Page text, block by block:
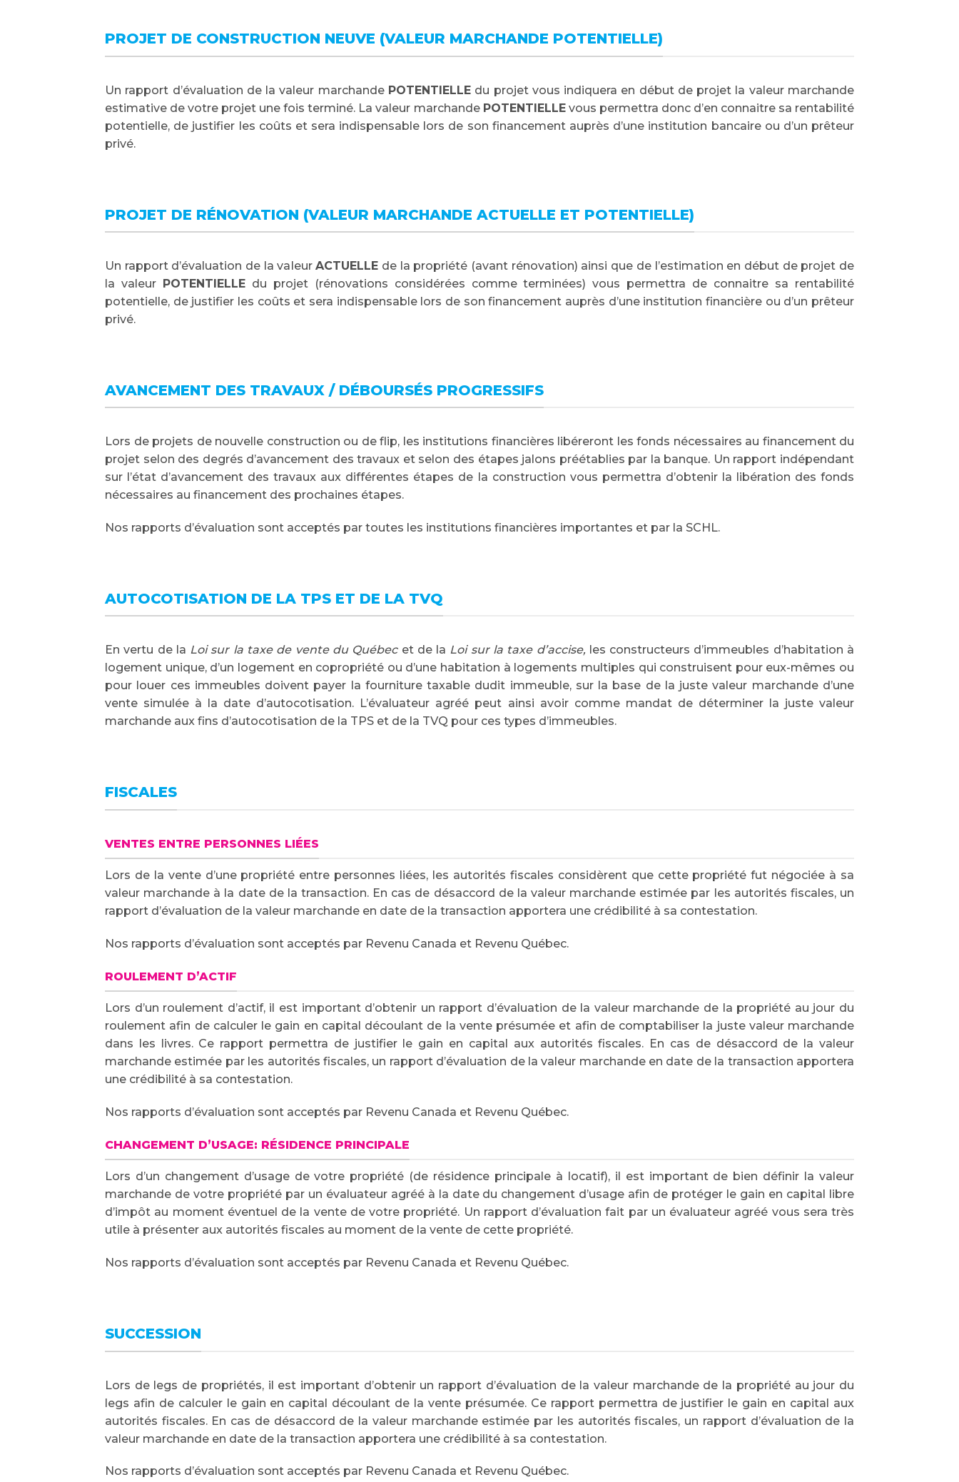
PROJET DE CONSTRUCTION NEUVE (VALEUR MARCHANDE POTENTIELLE)
Un rapport d’évaluation de la valeur marchande POTENTIELLEdu projet vous indiquera en début de projet la valeur marchande
estimative de votre projet une fois terminé. La valeur marchande POTENTIELLEvous permettra donc d’en connaitre sa rentabilité
potentielle, de justifier les coûts et sera indispensable lors de son financement auprès d’une institution bancaire ou d’un prêteur
privé.
PROJET DE RÉNOVATION (VALEUR MARCHANDE ACTUELLE ET POTENTIELLE)
Un rapport d’évaluation de la valeurACTUELLE de la propriété (avant rénovation) ainsi que de l’estimation en début de projet de
la valeur POTENTIELLEdu projet (rénovations considérées comme terminées) vous permettra de connaitre sa rentabilité
potentielle, de justifier les coûts et sera indispensable lors de son financement auprès d’une institution financière ou d’un prêteur
privé.
AVANCEMENT DES TRAVAUX / DÉBOURSÉS PROGRESSIFS
Lors de projets de nouvelle construction ou de flip, les institutions financières libéreront les fonds nécessaires au financement du
projet selon des degrés d’avancement des travaux et selon des étapes jalons préétablies par la banque. Un rapport indépendant
sur l’état d’avancement des travaux aux différentes étapes de la construction vous permettra d’obtenir la libération des fonds
nécessaires au financement des prochaines étapes.
Nos rapports d’évaluation sont acceptés par toutes les institutions financières importantes et par la SCHL.
AUTOCOTISATION DE LA TPS ET DE LA TVQ
En vertu de la Loi sur la taxe de vente du Québecet de la Loi sur la taxe d’accise, les constructeurs d’immeubles d’habitation à
logement unique, d’un logement en copropriété ou d’une habitation à logements multiples qui construisent pour eux-mêmes ou
pour louer ces immeubles doivent payer la fourniture taxable dudit immeuble, sur la base de la juste valeur marchande d’une
vente simulée à la date d’autocotisation. L’évaluateur agréé peut ainsi avoir comme mandat de déterminer la juste valeur
marchande aux fins d’autocotisation de la TPS et de la TVQ pour ces types d’immeubles.
FISCALES
VENTES ENTRE PERSONNES LIÉES
Lors de la vente d’une propriété entre personnes liées, les autorités fiscales considèrent que cette propriété fut négociée à sa
valeur marchande à la date de la transaction. En cas de désaccord de la valeur marchande estimée par les autorités fiscales, un
rapport d’évaluation de la valeur marchande en date de la transaction apportera une crédibilité à sa contestation.
Nos rapports d’évaluation sont acceptés par Revenu Canada et Revenu Québec.
ROULEMENT D’ACTIF
Lors d’un roulement d’actif, il est important d’obtenir un rapport d’évaluation de la valeur marchande de la propriété au jour du
roulement afin de calculer le gain en capital découlant de la vente présumée et afin de comptabiliser la juste valeur marchande
dans les livres. Ce rapport permettra de justifier le gain en capital aux autorités fiscales. En cas de désaccord de la valeur
marchande estimée par les autorités fiscales, un rapport d’évaluation de la valeur marchande en date de la transaction apportera
une crédibilité à sa contestation.
Nos rapports d’évaluation sont acceptés par Revenu Canada et Revenu Québec.
CHANGEMENT D’USAGE: RÉSIDENCE PRINCIPALE
Lors d’un changement d’usage de votre propriété (de résidence principale à locatif), il est important de bien définir la valeur
marchande de votre propriété par un évaluateur agréé à la date du changement d’usage afin de protéger le gain en capital libre
d’impôt au moment éventuel de la vente de votre propriété. Un rapport d’évaluation fait par un évaluateur agréé vous sera très
utile à présenter aux autorités fiscales au moment de la vente de cette propriété.
Nos rapports d’évaluation sont acceptés par Revenu Canada et Revenu Québec.
SUCCESSION
Lors de legs de propriétés, il est important d’obtenir un rapport d’évaluation de la valeur marchande de la propriété au jour du
legs afin de calculer le gain en capital découlant de la vente présumée. Ce rapport permettra de justifier le gain en capital aux
autorités fiscales. En cas de désaccord de la valeur marchande estimée par les autorités fiscales, un rapport d’évaluation de la
valeur marchande en date de la transaction apportera une crédibilité à sa contestation.
Nos rapports d’évaluation sont acceptés par Revenu Canada et Revenu Québec.